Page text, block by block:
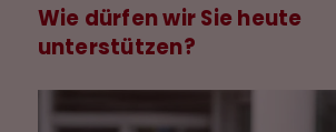
Wie dürfen wir Sie heute
unterstützen?